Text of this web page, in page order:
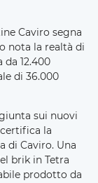
Caviro segna
nota la realtà di
12.400
di 36.000
sui nuovi
la
di Caviro. Una
brik in Tetra
prodotto da